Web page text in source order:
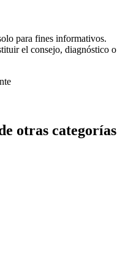
para fines informativos.
el consejo, diagnóstico o
otras categorías